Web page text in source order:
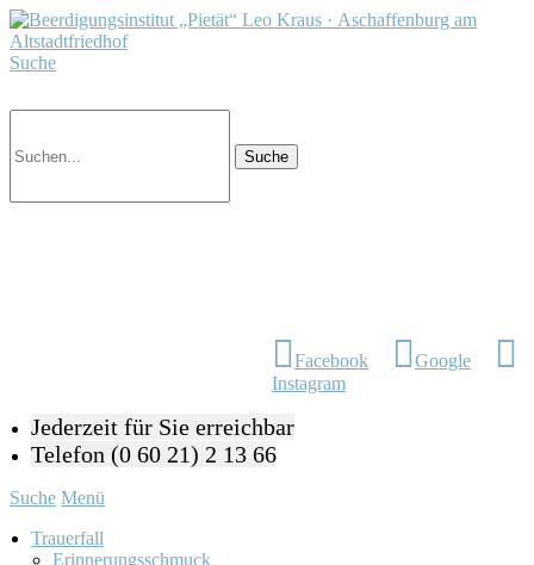
Suche
Facebook
Google
Instagram
Jederzeit für Sie erreichbar
Telefon (0 60 21) 2 13 66
Suche Menü
Trauerfall
Erinnerungsschmuck